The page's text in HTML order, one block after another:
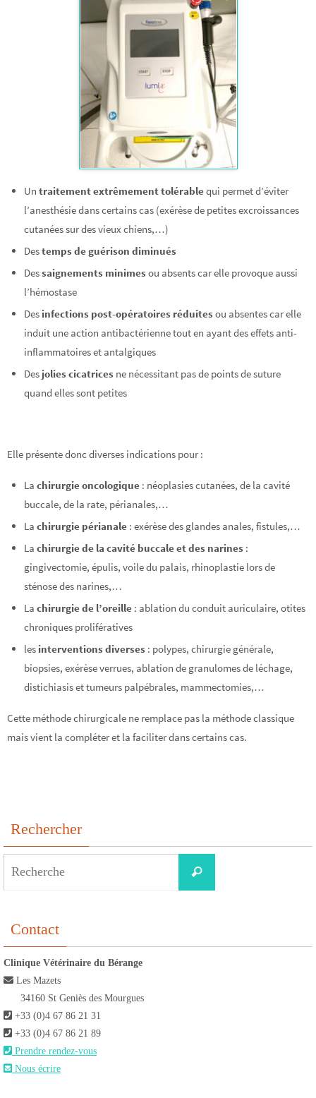
Untraitement extrêmement tolérablequi permet d’éviter
l’anesthésie dans certains cas (exérèse de petites excroissances
cutanées sur des vieux chiens,…)
Destemps de guérison diminués
Dessaignements minimes ou absents car elle provoque aussi
l’hémostase
Des infections post-opératoires réduites ou absentes car elle
induit une action antibactérienne tout en ayant des effets anti-
inflammatoires et antalgiques
Des jolies cicatrices ne nécessitant pas de points de suture
quand elles sont petites
Elle présente donc diverses indications pour :
La chirurgie oncologique : néoplasies cutanées, de la cavité
buccale, de la rate, périanales,…
Lachirurgie périanale : exérèse des glandes anales, fistules,…
Lachirurgie de la cavité buccale et des narines :
gingivectomie, épulis, voile du palais, rhinoplastie lors de
sténose des narines,…
Lachirurgie de l’oreille : ablation du conduit auriculaire, otites
chroniques prolifératives
les interventions diverses : polypes, chirurgie générale,
biopsies, exérèse verrues, ablation de granulomes de léchage,
distichiasis et tumeurs palpébrales, mammectomies,…
Cette méthode chirurgicale ne remplace pas la méthode classique
mais vient la compléter et la faciliter dans certains cas.
Rechercher
Recherche
Contact
Clinique Vétérinaire du Bérange
Les Mazets
34160 St Geniès des Mourgues
+33 (0)4 67 86 21 31
+33 (0)4 67 86 21 89
Prendre rendez-vous
Nous écrire